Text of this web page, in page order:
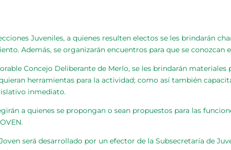
Juveniles, a quienes resulten electos se les brindarán
Además, se organizarán encuentros para que se conozcan
Concejo Deliberante de Merlo, se les brindarán
herramientas para la actividad; como así también
inmediato.
a quienes se propongan o sean propuestos para las
será desarrollado por un efector de la Subsecretaría de